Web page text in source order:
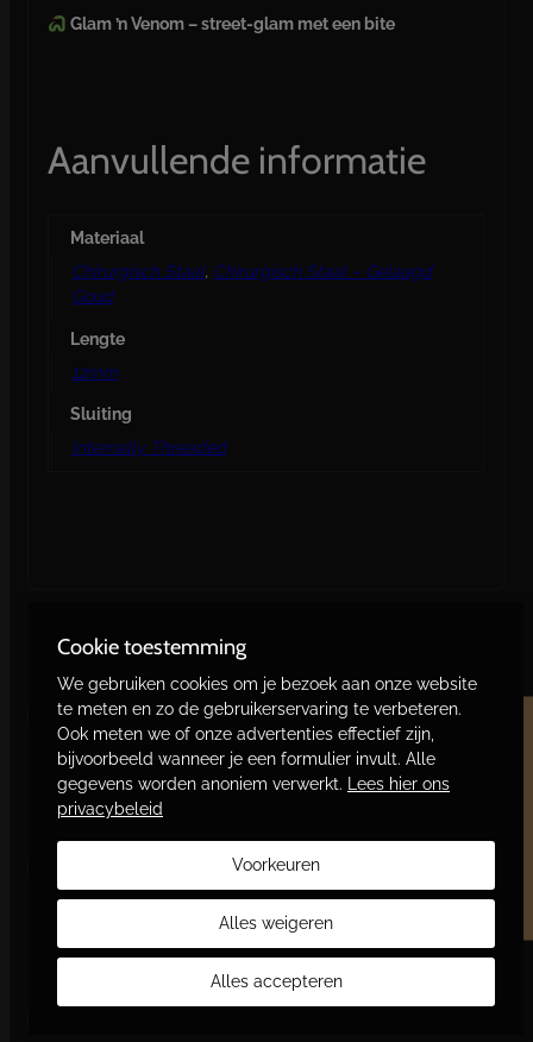
Glam ’n Venom – street-glam met een bite
Aanvullende informatie
Materiaal
Chirurgisch Staal, Chirurgisch Staal – Gelaagd
Goud
Lengte
12mm
Sluiting
Internally Threaded
Gerelateerde producten
Golden Braid
28,00 – €30,00Prijsklasse:
€ 28,00
€ 30,00
Ginkgo
24,00
€ 24,00
Cookie toestemming
We gebruiken cookies om je bezoek aan onze website
te meten en zo de gebruikerservaring te verbeteren.
Ook meten we of onze advertenties effectief zijn,
bijvoorbeeld wanneer je een formulier invult. Alle
gegevens worden anoniem verwerkt.
Lees hier ons
privacybeleid
Voorkeuren
Alles weigeren
Alles accepteren